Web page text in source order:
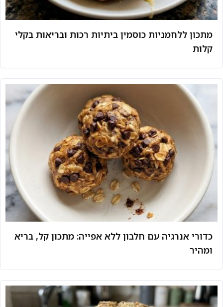
מתכון ללחמניות כוסמין ביתיות רכות ובריאות בקלי
קלות
כדורי אנרגיה עם חלבון ללא אפייה: מתכון קל, בריא
ומהיר